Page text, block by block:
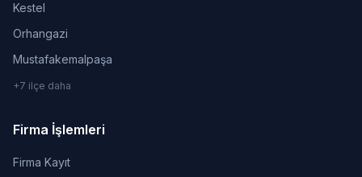
Kestel
Orhangazi
Mustafakemalpaşa
+7 ilçe daha
Firma İşlemleri
Firma Kayıt